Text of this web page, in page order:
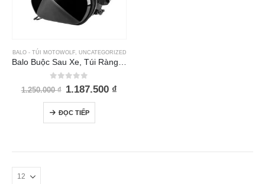
BALO - TÚI MOTOWOLF, UNCATEGORIZED
out of 5
1.250.000₫ Giá
1.250.000 ₫.
1.187.500 ₫
ĐỌC TIẾP